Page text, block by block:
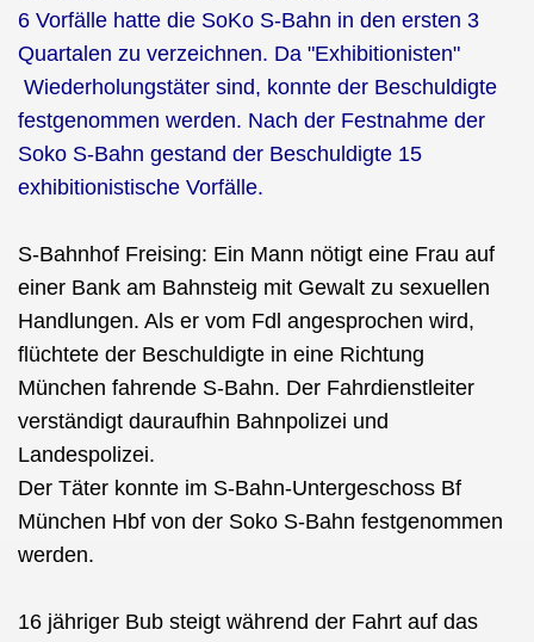
6 Vorfälle hatte die SoKo S-Bahn in den ersten 3
Quartalen zu verzeichnen. Da "Exhibitionisten"
Wiederholungstäter sind, konnte der Beschuldigte
festgenommen werden. Nach der Festnahme der
Soko S-Bahn gestand der Beschuldigte 15
exhibitionistische Vorfälle.
S-Bahnhof Freising: Ein Mann nötigt eine Frau auf
einer Bank am Bahnsteig mit Gewalt zu sexuellen
Handlungen. Als er vom Fdl angesprochen wird,
flüchtete der Beschuldigte in eine Richtung
München fahrende S-Bahn. Der Fahrdienstleiter
verständigt dauraufhin Bahnpolizei und
Landespolizei.
Der Täter konnte im S-Bahn-Untergeschoss Bf
München Hbf von der Soko S-Bahn festgenommen
werden.
16 jähriger Bub steigt während der Fahrt auf das